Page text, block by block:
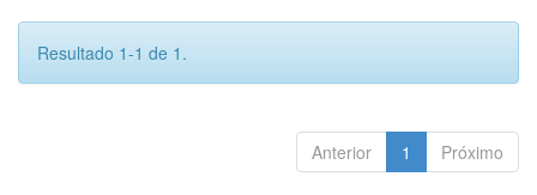
Resultado 1-1 de 1.
Anterior 1 Próximo